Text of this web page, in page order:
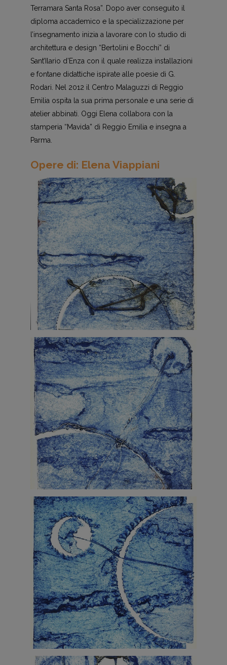
Terramara Santa Rosa”. Dopo aver conseguito il
diploma accademico e la specializzazione per
l’insegnamento inizia a lavorare con lo studio di
architettura e design “Bertolini e Bocchi” di
Sant’Ilario d’Enza con il quale realizza installazioni
e fontane didattiche ispirate alle poesie di G.
Rodari. Nel 2012 il Centro Malaguzzi di Reggio
Emilia ospita la sua prima personale e una serie di
atelier abbinati. Oggi Elena collabora con la
stamperia “Mavida” di Reggio Emilia e insegna a
Parma.
Opere di: Elena Viappiani